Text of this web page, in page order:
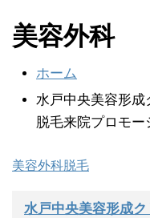
美容外科
ホーム
水戸中央美容形
脱毛来院プロモー
美容外科脱毛
水戸中央美容形成